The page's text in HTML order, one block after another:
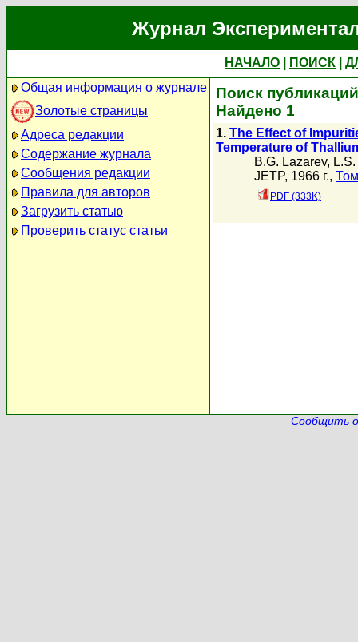
Журнал
НАЧАЛО ПОИСК
Общая информация о журнале
Золотые страницы
Адреса редакции
Содержание журнала
Сообщения редакции
Правила для авторов
Загрузить статью
Проверить статус статьи
Поиск
Найдено 1
1. The Effect of
Temperature of
B.G. Lazarev,
JETP, 1966 г.,
PDF (333K)
Сообщить о